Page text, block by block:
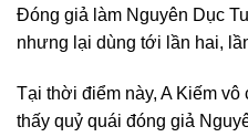
Đóng giả làm Nguyên Dục
nhưng lại dùng tới lần hai,
Tại thời điểm này, A Kiếm
thấy quỷ quái đóng giả